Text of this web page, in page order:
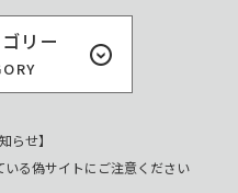
リー
らせ】
る偽サイトにご注意ください